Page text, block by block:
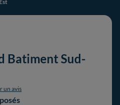
Batiment Sud-
un avis